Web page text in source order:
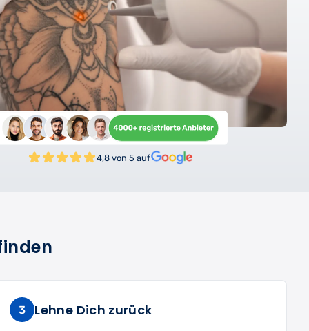
4,8 von 5 auf
3 Lehne Dich zurück